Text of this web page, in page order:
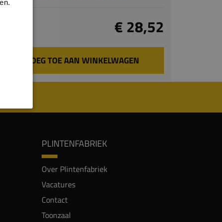
€ 28,52
VOEG TOE AAN WINKELWAGEN
PLINTENFABRIEK
Over Plintenfabriek
Vacatures
Contact
Toonzaal